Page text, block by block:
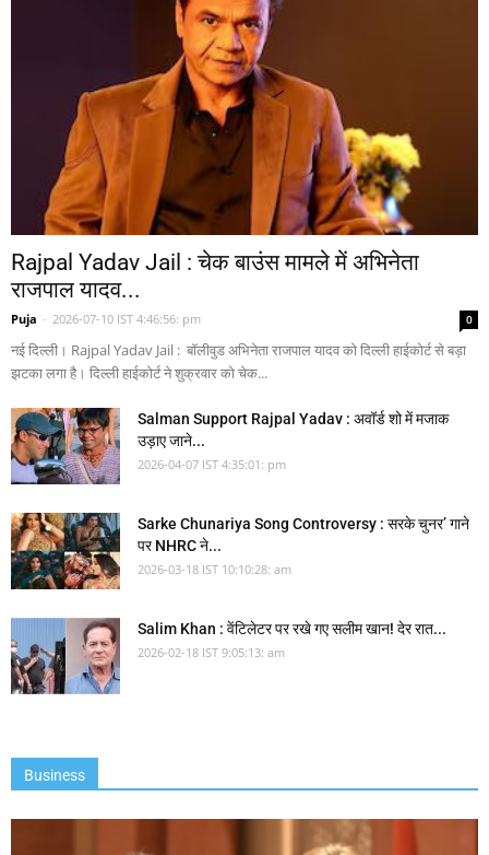
Rajpal Yadav Jail : चेक बाउंस मामले में अभिनेता
राजपाल यादव...
Puja - 2026-07-10 IST 4:46:56: pm 0
नई दिल्ली। Rajpal Yadav Jail : बॉलीवुड अभिनेता राजपाल यादव को दिल्ली हाईकोर्ट से बड़ा
झटका लगा है। दिल्ली हाईकोर्ट ने शुक्रवार को चेक...
Salman Support Rajpal Yadav : अवॉर्ड शो में मजाक
उड़ाए जाने...
2026-04-07 IST 4:35:01: pm
Sarke Chunariya Song Controversy : सरके चुनर’ गाने
पर NHRC ने...
2026-03-18 IST 10:10:28: am
Salim Khan : वेंटिलेटर पर रखे गए सलीम खान! देर रात...
2026-02-18 IST 9:05:13: am
Business